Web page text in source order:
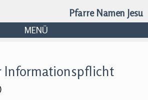
Pfarre Namen Jesu
MENÜ
Informationspflicht